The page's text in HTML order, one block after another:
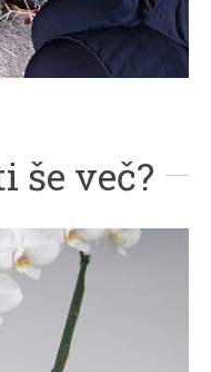
še več?